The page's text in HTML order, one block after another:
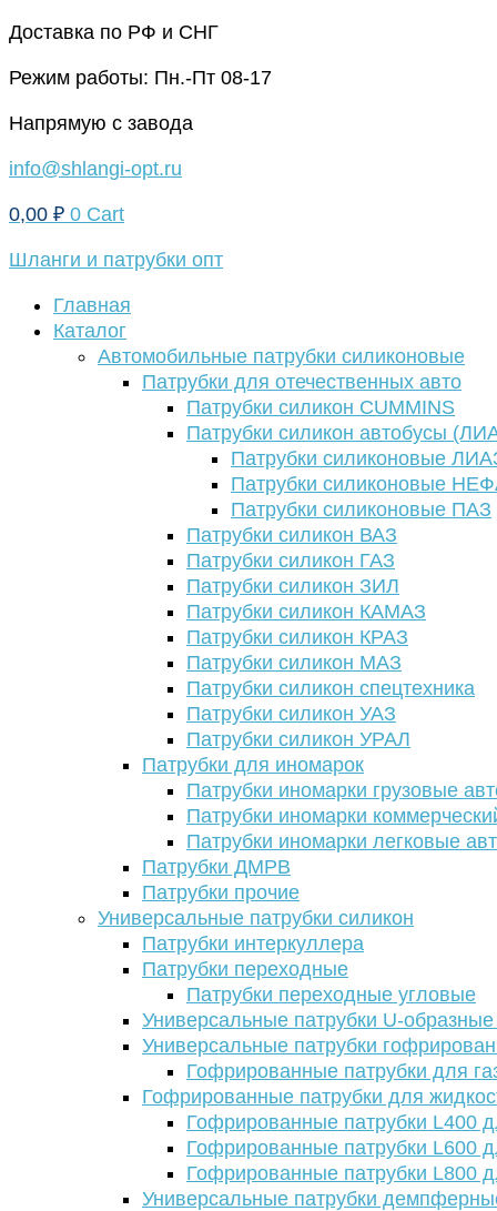
Перейти
содержимому
Доставка по РФ и СНГ
Режим работы: Пн.-Пт 08-17
Напрямую с завода
info@shlangi-opt.ru
0,00 ₽ 0 Cart
Шланги и патрубки опт
Главная
Каталог
Автомобильные патрубки силиконовые
Патрубки для отечественных авто
Патрубки силикон CUMMINS
Патрубки силикон автобусы
Патрубки силиконовые
Патрубки силиконовые
Патрубки силиконовые ПАЗ
Патрубки силикон ВАЗ
Патрубки силикон ГАЗ
Патрубки силикон ЗИЛ
Патрубки силикон КАМАЗ
Патрубки силикон КРАЗ
Патрубки силикон МАЗ
Патрубки силикон спецтехника
Патрубки силикон УАЗ
Патрубки силикон УРАЛ
Патрубки для иномарок
Патрубки иномарки грузовые
Патрубки иномарки
Патрубки иномарки легковые
Патрубки ДМРВ
Патрубки прочие
Универсальные патрубки силикон
Патрубки интеркуллера
Патрубки переходные
Патрубки переходные угловые
Универсальные патрубки U-
Универсальные патрубки
Гофрированные патрубки для
Гофрированные патрубки для
Гофрированные патрубки L400
Гофрированные патрубки L600
Гофрированные патрубки L800
Универсальные патрубки